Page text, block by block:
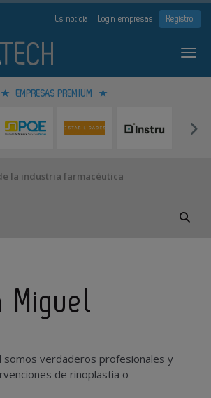
Es noticia Login empresas Registro
EMPRESAS PREMIUM
la industria farmacéutica
Miguel
somos verdaderos profesionales y
de rinoplastia o